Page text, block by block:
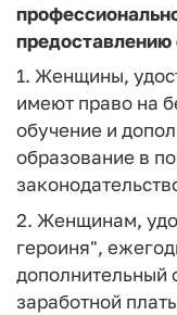
предоставлению
1. Женщины,
имеют право на
обучение и
образование в
2. Женщинам,
героиня",
дополнительный
заработной